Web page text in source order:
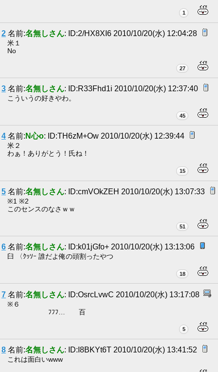
1
2 名前:名無しさん: ID:2/HX8XI6 2010/10/20(水) 12:04:28
米１
No
27
3 名前:名無しさん: ID:R33Fhd1i 2010/10/20(水) 12:37:40
こういうの好きやわ。
45
4 名前: N心o: ID:TH6zM+Ow 2010/10/20(水) 12:39:44
米２
わぁ！ありがとう！氏ね！
15
5 名前:名無しさん: ID:cmVOkZEH 2010/10/20(水) 13:07:33
※1 ※2
このセンスのなさｗｗ
51
6 名前:名無しさん: ID:k01jGfo+ 2010/10/20(水) 13:13:06
臼 〈ｸｯｿｰ 誰だよ俺の頭割ったやつ
18
7 名前:名無しさん: ID:OsrcLvwC 2010/10/20(水) 13:17:08
※６
ﾌﾌﾌ… 百
5
8 名前:名無しさん: ID:I8BKYt6T 2010/10/20(水) 13:41:52
これは面白いwww